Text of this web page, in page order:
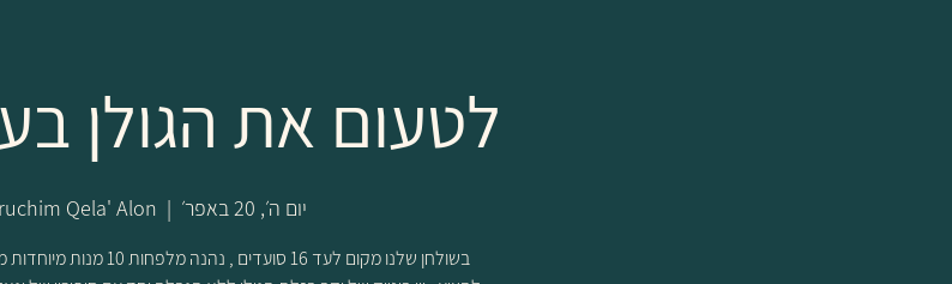
לטעום את הגולן
יום ה׳, 20 באפר׳
  |
Qela' Alon
בשולחן שלנו מקום לעד 16